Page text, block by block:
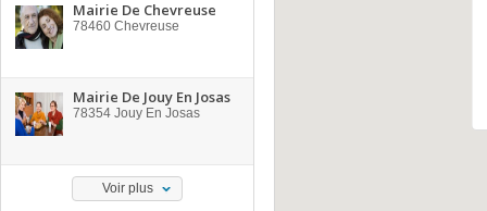
Mairie De Chevreuse
78460 Chevreuse
Mairie De Jouy En Josas
78354 Jouy En Josas
Voir plus